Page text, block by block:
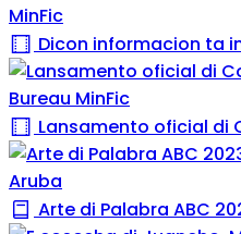
Dicon informacion ta
Lansamento oficial di
Arte di Palabra ABC